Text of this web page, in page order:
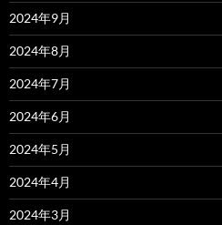
2024年9月
2024年8月
2024年7月
2024年6月
2024年5月
2024年4月
2024年3月